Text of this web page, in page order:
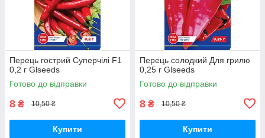
Перець гострий Суперчілі F1
0,2 г Glseeds
Готово до відправки
8 ₴ 10,50 ₴
Купити
Перець солодкий Для грилю
0,25 г Glseeds
Готово до відправки
8 ₴ 10,50 ₴
Купити